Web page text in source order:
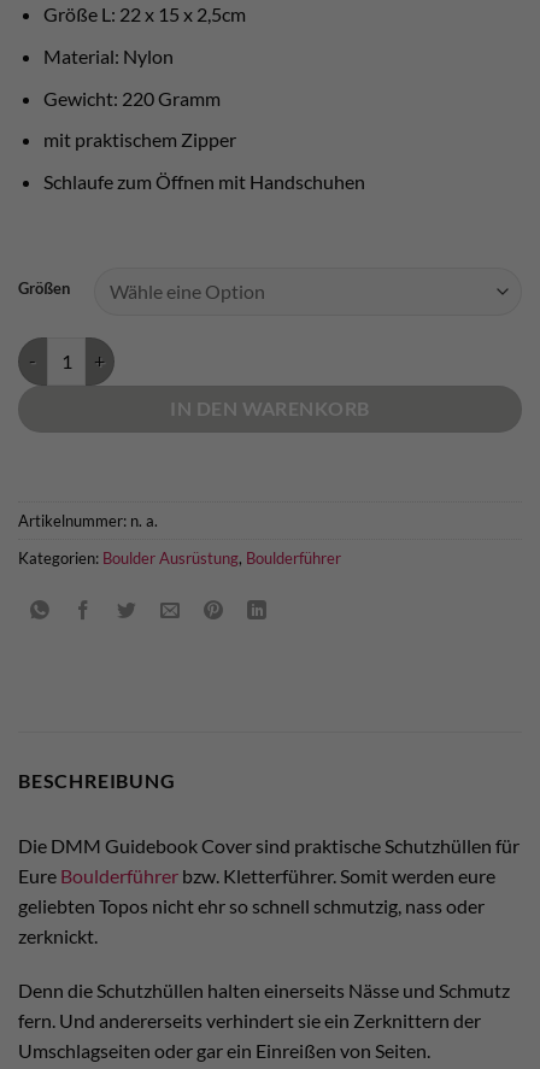
Größe L: 22 x 15 x 2,5cm
Material: Nylon
Gewicht: 220 Gramm
mit praktischem Zipper
Schlaufe zum Öffnen mit Handschuhen
Größen
DMM Guidebook Cover Menge
IN DEN WARENKORB
Artikelnummer: n. a.
Kategorien: Boulder Ausrüstung, Boulderführer
BESCHREIBUNG
Die DMM Guidebook Cover sind praktische Schutzhüllen für
Eure Boulderführer bzw. Kletterführer. Somit werden eure
geliebten Topos nicht ehr so schnell schmutzig, nass oder
zerknickt.
Denn die Schutzhüllen halten einerseits Nässe und Schmutz
fern. Und andererseits verhindert sie ein Zerknittern der
Umschlagseiten oder gar ein Einreißen von Seiten.